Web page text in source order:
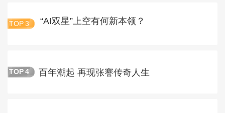
TOP 3 “AI双星”上空有何新本领？
TOP 4 百年潮起 再现张謇传奇人生